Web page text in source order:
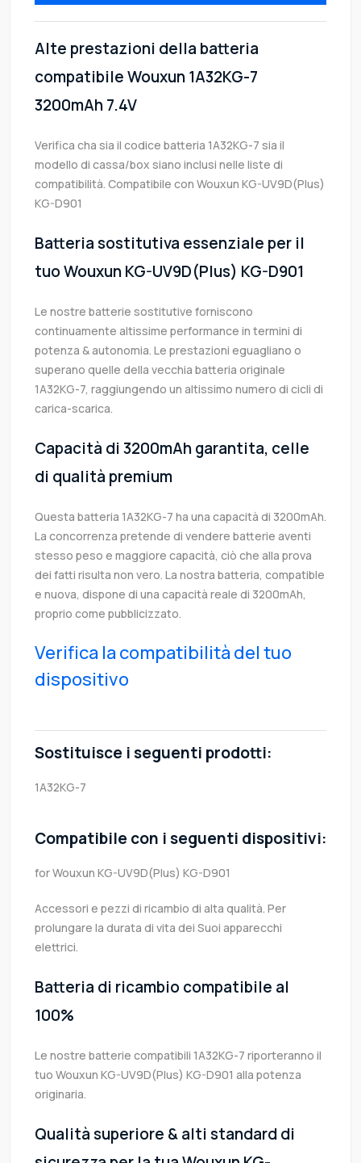
Alte prestazioni della batteria
compatibile Wouxun 1A32KG-7
3200mAh 7.4V
Verifica cha sia il codice batteria 1A32KG-7 sia il
modello di cassa/box siano inclusi nelle liste di
compatibilità. Compatibile con Wouxun KG-UV9D(Plus)
KG-D901
Batteria sostitutiva essenziale per il
tuo Wouxun KG-UV9D(Plus) KG-D901
Le nostre batterie sostitutive forniscono
continuamente altissime performance in termini di
potenza & autonomia. Le prestazioni eguagliano o
superano quelle della vecchia batteria originale
1A32KG-7, raggiungendo un altissimo numero di cicli di
carica-scarica.
Capacità di 3200mAh garantita, celle
di qualità premium
Questa batteria 1A32KG-7 ha una capacità di 3200mAh.
La concorrenza pretende di vendere batterie aventi
stesso peso e maggiore capacità, ciò che alla prova
dei fatti risulta non vero. La nostra batteria, compatible
e nuova, dispone di una capacità reale di 3200mAh,
proprio come pubblicizzato.
Verifica la compatibilità del tuo
dispositivo
Sostituisce i seguenti prodotti:
1A32KG-7
Compatibile con i seguenti dispositivi:
for Wouxun KG-UV9D(Plus) KG-D901
Accessori e pezzi di ricambio di alta qualità. Per
prolungare la durata di vita dei Suoi apparecchi
elettrici.
Batteria di ricambio compatibile al
100%
Le nostre batterie compatibili 1A32KG-7 riporteranno il
tuo Wouxun KG-UV9D(Plus) KG-D901 alla potenza
originaria.
Qualità superiore & alti standard di